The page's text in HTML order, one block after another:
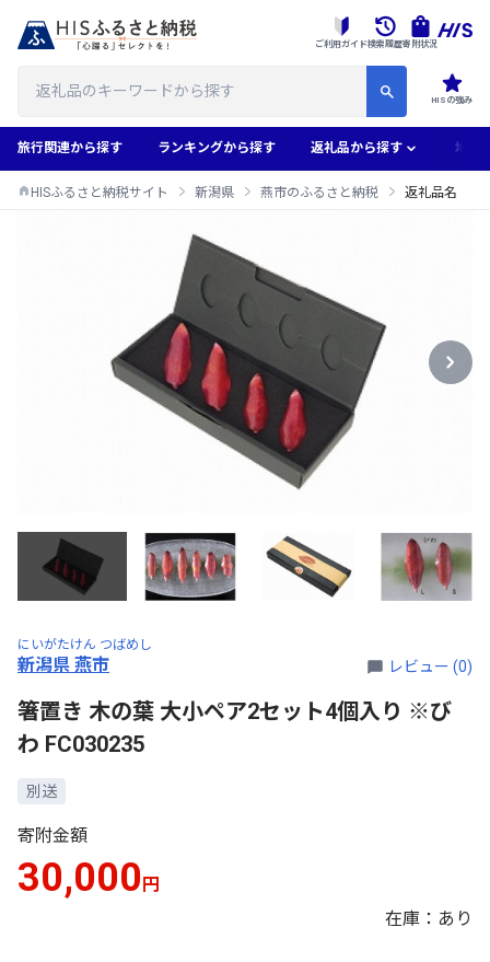
HISの強み
ご利用ガイド検索履歴寄附状況
旅行関連から探す ランキングから探す 返礼品から探す 地域
HISふるさと納税サイト 新潟県 燕市のふるさと納税 返礼品名
にいがたけん つばめし
新潟県 燕市 レビュー (0)
箸置き 木の葉 大小ペア2セット4個入り ※び
わ FC030235
別送
寄附金額
30,000 円
在庫：あり